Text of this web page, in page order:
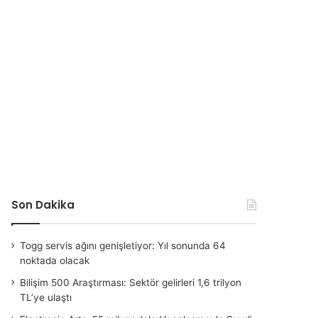
Son Dakika
Togg servis ağını genişletiyor: Yıl sonunda 64
noktada olacak
Bilişim 500 Araştırması: Sektör gelirleri 1,6 trilyon
TL’ye ulaştı